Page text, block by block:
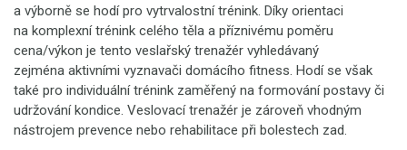
a výborně se hodí pro vytrvalostní trénink. Díky orientaci
na komplexní trénink celého těla a příznivému poměru
cena/výkon je tento veslařský trenažér vyhledávaný
zejména aktivními vyznavači domácího fitness. Hodí se však
také pro individuální trénink zaměřený na formování postavy či
udržování kondice. Veslovací trenažér je zároveň vhodným
nástrojem prevence nebo rehabilitace při bolestech zad.